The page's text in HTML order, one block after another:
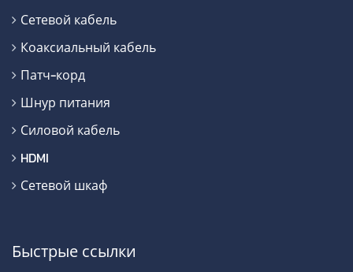
Сетевой кабель
Коаксиальный кабель
Патч-корд
Шнур питания
Силовой кабель
HDMI
Сетевой шкаф
Быстрые ссылки